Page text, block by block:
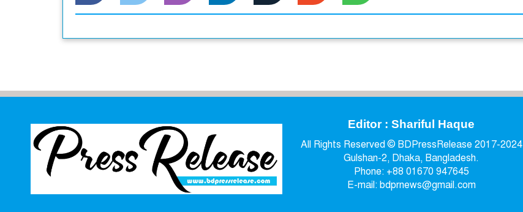
Editor : Shariful Haque
All Rights Reserved © BDPressRelease 2017-2024
Gulshan-2, Dhaka, Bangladesh.
Phone: +88 01670 947645
E-mail: bdprnews@gmail.com